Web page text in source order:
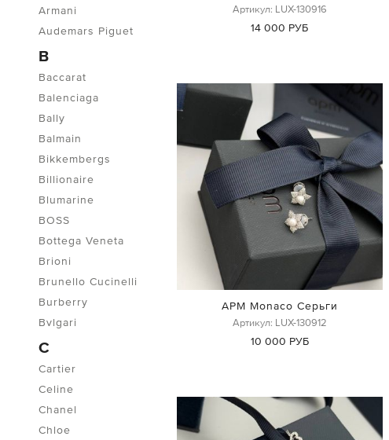
Armani
Audemars Piguet
B
Baccarat
Balenciaga
Bally
Balmain
Bikkembergs
Billionaire
Blumarine
BOSS
Bottega Veneta
Brioni
Brunello Cucinelli
Burberry
Bvlgari
C
Cartier
Celine
Chanel
Chloe
Артикул: LUX-130916
14 000 РУБ
APM Monaco Серьги
Артикул: LUX-130912
10 000 РУБ